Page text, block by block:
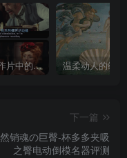
岛国爱情动作片中的AV棒到底有多猛？成人用品震动棒的发展史！
下一篇
销魂の巨臀-杯多多夹吸
之臀电动倒模名器评测